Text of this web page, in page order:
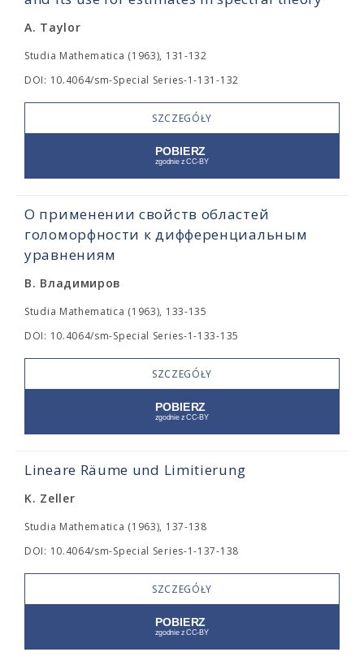
A. Taylor
Studia Mathematica (1963), 131-132
DOI: 10.4064/sm-Special Series-1-131-132
SZCZEGÓŁY
О применении свойств областей
голоморфности к дифференциальным
уравнениям
В. Владимиров
Studia Mathematica (1963), 133-135
DOI: 10.4064/sm-Special Series-1-133-135
SZCZEGÓŁY
Lineare Räume und Limitierung
K. Zeller
Studia Mathematica (1963), 137-138
DOI: 10.4064/sm-Special Series-1-137-138
SZCZEGÓŁY